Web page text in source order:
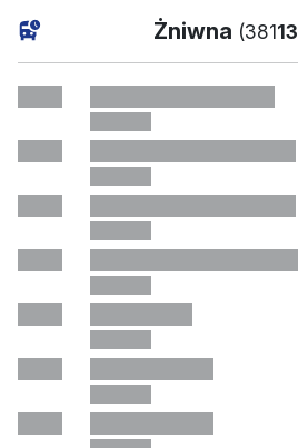
Żniwna (38113